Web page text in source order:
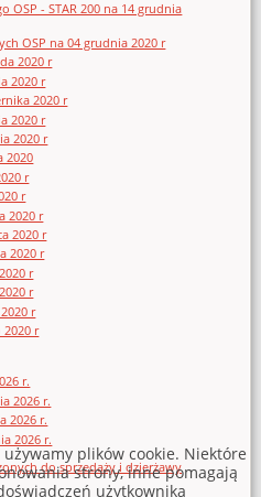
OSP - STAR 200 na 14 grudnia
OSP na 04 grudnia 2020 r
2020 r
2020 r
2020 r
2020 r
2020 r
2020
r
r
2020 r
2020 r
2020 r
r
r
r
2020 r
r.
2026 r.
2026 r.
2026 r.
do sprzedaży i dzierżawy
plików cookie. Niektóre
strony, inne pomagają
użytkownika